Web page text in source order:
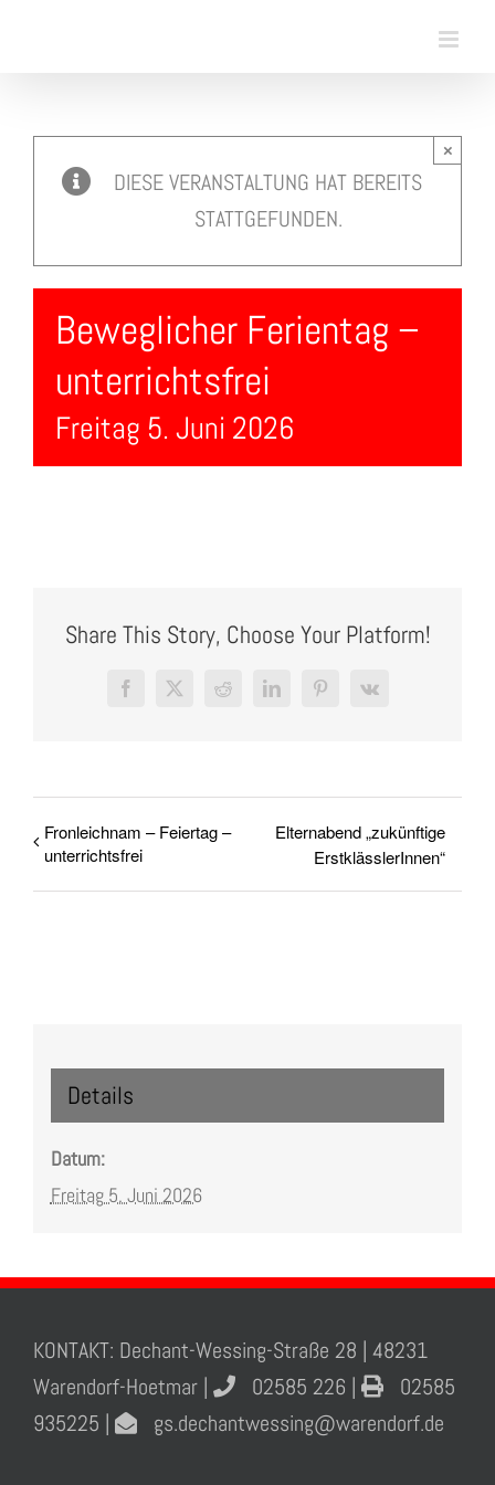
DIESE VERANSTALTUNG HAT BEREITS
STATTGEFUNDEN.
×
Beweglicher Ferientag –
unterrichtsfrei
Freitag 5. Juni 2026
Share This Story, Choose Your Platform!
Facebook
X RedditLinkedInPinterest
Vk
Fronleichnam – Feiertag –
unterrichtsfrei
Elternabend „zukünftige
ErstklässlerInnen“
Details
Datum:
Freitag 5. Juni 2026
KONTAKT: Dechant-Wessing-Straße 28 | 48231
Warendorf-Hoetmar |
02585 226 |
02585
935225 |
gs.dechantwessing@warendorf.de